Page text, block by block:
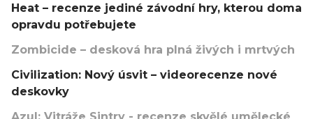
Heat – recenze jediné závodní hry, kterou doma
opravdu potřebujete
Zombicide – desková hra plná živých i mrtvých
Civilization: Nový úsvit – videorecenze nové
deskovky